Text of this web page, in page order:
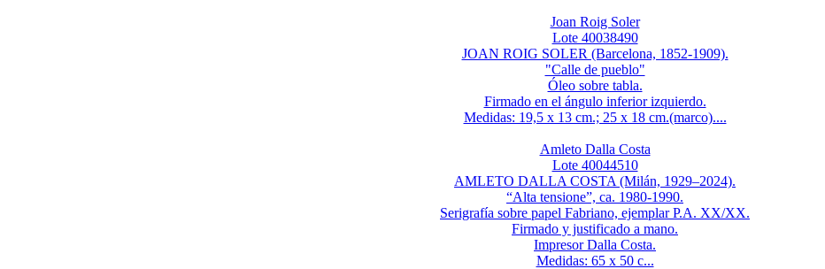
Joan Roig Soler
Lote 40038490
JOAN ROIG SOLER (Barcelona, 1852-1909).
"Calle de pueblo"
Óleo sobre tabla.
Firmado en el ángulo inferior izquierdo.
Medidas: 19,5 x 13 cm.; 25 x 18 cm.(marco)....
Amleto Dalla Costa
Lote 40044510
AMLETO DALLA COSTA (Milán, 1929–2024).
“Alta tensione”, ca. 1980-1990.
Serigrafía sobre papel Fabriano, ejemplar P.A. XX/XX.
Firmado y justificado a mano.
Impresor Dalla Costa.
Medidas: 65 x 50 c...